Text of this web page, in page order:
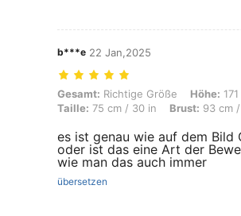
b***e 22 Jan,2025
Gesamt: Richtige Größe, Höhe: 171 cm /
Gesamt: Richtige Größe Höhe:
Taille: 75 cm / 30 in Brust: 93 cm
es ist genau wie auf dem Bild
oder ist das eine Art der
wie man das auch immer
übersetzen